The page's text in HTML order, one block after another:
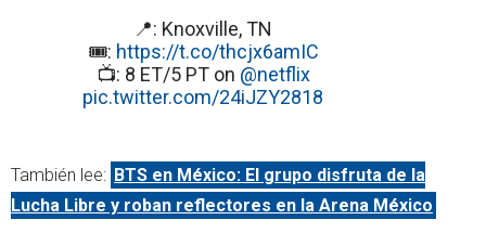
📍: Knoxville, TN
🎟️: https://t.co/thcjx6amIC
📺: 8 ET/5 PT on @netflix
pic.twitter.com/24iJZY2818
También lee: BTS en México: El grupo disfruta de la
Lucha Libre y roban reflectores en la Arena México